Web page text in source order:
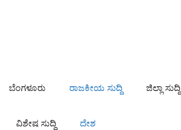
ಬೆಂಗಳೂರು ರಾಜಕೀಯ ಸುದ್ದಿ ಜಿಲ್ಲಾ ಸುದ್ದಿ
ವಿಶೇಷ ಸುದ್ದಿ ದೇಶ